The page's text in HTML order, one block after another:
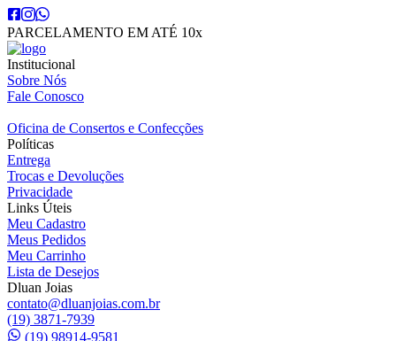
PARCELAMENTO EM ATÉ 10x
Institucional
Sobre Nós
Fale Conosco
Oficina de Consertos e Confecções
Políticas
Entrega
Trocas e Devoluções
Privacidade
Links Úteis
Meu Cadastro
Meus Pedidos
Meu Carrinho
Lista de Desejos
Dluan Joias
contato@dluanjoias.com.br
(19) 3871-7939
(19) 98914-9581